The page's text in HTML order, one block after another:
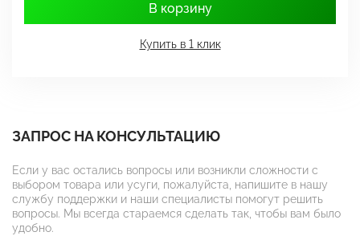
В корзину
Купить в 1 клик
ЗАПРОС НА КОНСУЛЬТАЦИЮ
Если у вас остались вопросы или возникли сложности с
выбором товара или усуги, пожалуйста, напишите в нашу
службу поддержки и наши специалисты помогут решить
вопросы. Мы всегда стараемся сделать так, чтобы вам было
удобно.